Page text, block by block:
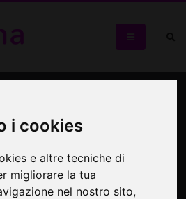
i cookies
e altre tecniche di
migliorare la tua
nel nostro sito,
gli spettatori in un viaggio a